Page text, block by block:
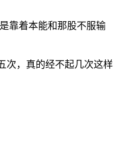
靠着本能和那股不服输
次，真的经不起几次这样